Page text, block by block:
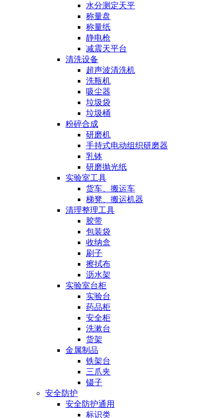
水分测定天平
称量盘
称量纸
静电枪
减震天平台
清洗设备
超声波清洗机
洗瓶机
吸尘器
垃圾袋
垃圾桶
粉碎合成
研磨机
手持式电动组织研磨器
乳钵
研磨抛光纸
实验室工具
货车、搬运车
梯凳、搬运机器
清理整理工具
胶带
包装袋
收纳盒
刷子
擦拭布
沥水架
实验室台柜
实验台
药品柜
安全柜
洗漱台
货架
金属制品
铁架台
三爪夹
镊子
安全防护
安全防护通用
标识类